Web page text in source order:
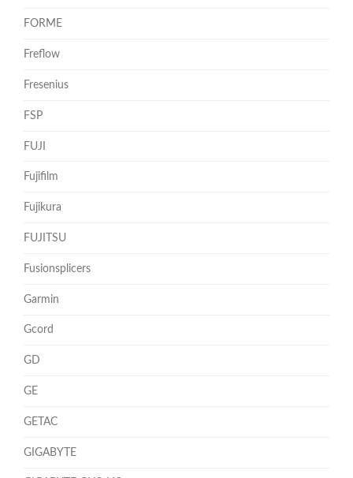
FORME
Freflow
Fresenius
FSP
FUJI
Fujifilm
Fujikura
FUJITSU
Fusionsplicers
Garmin
Gcord
GD
GE
GETAC
GIGABYTE